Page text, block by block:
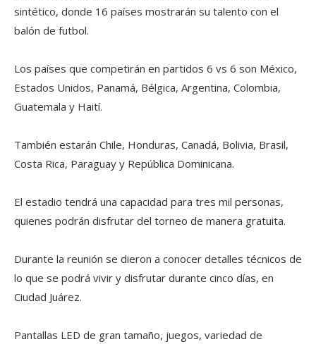
sintético, donde 16 países mostrarán su talento con el
balón de futbol.
Los países que competirán en partidos 6 vs 6 son México,
Estados Unidos, Panamá, Bélgica, Argentina, Colombia,
Guatemala y Haití.
También estarán Chile, Honduras, Canadá, Bolivia, Brasil,
Costa Rica, Paraguay y República Dominicana.
El estadio tendrá una capacidad para tres mil personas,
quienes podrán disfrutar del torneo de manera gratuita.
Durante la reunión se dieron a conocer detalles técnicos de
lo que se podrá vivir y disfrutar durante cinco días, en
Ciudad Juárez.
Pantallas LED de gran tamaño, juegos, variedad de